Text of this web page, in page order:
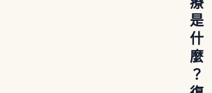
是
什
麼
？